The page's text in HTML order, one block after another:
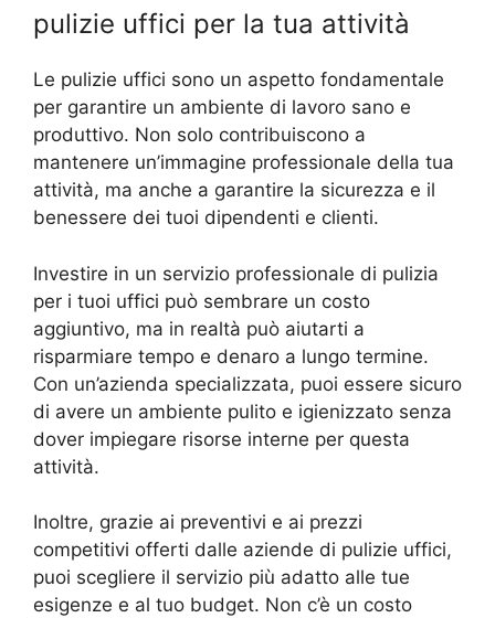
pulizie uffici per la tua attività
Le pulizie uffici sono un aspetto fondamentale
per garantire un ambiente di lavoro sano e
produttivo. Non solo contribuiscono a
mantenere un’immagine professionale della tua
attività, ma anche a garantire la sicurezza e il
benessere dei tuoi dipendenti e clienti.
Investire in un servizio professionale di pulizia
per i tuoi uffici può sembrare un costo
aggiuntivo, ma in realtà può aiutarti a
risparmiare tempo e denaro a lungo termine.
Con un’azienda specializzata, puoi essere sicuro
di avere un ambiente pulito e igienizzato senza
dover impiegare risorse interne per questa
attività.
Inoltre, grazie ai preventivi e ai prezzi
competitivi offerti dalle aziende di pulizie uffici,
puoi scegliere il servizio più adatto alle tue
esigenze e al tuo budget. Non c’è un costo